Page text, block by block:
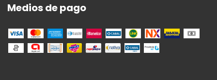
Medios de pago